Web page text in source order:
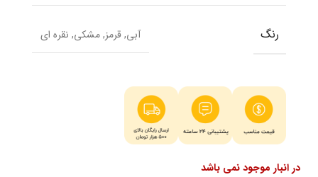
رنگ آبی,قرمز,مشکی, نقره ای
در انبار موجود نمی باشد